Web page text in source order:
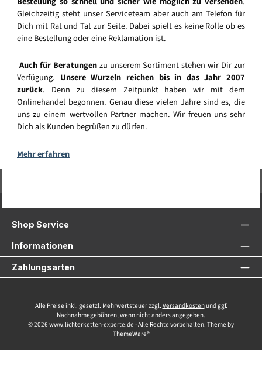
Gleichzeitig steht unser Serviceteam aber auch am Telefon für
Dich mit Rat und Tat zur Seite. Dabei spielt es keine Rolle ob es
eine Bestellung oder eine Reklamation ist.
Auch für Beratungenzu unserem Sortiment stehen wir Dir zur
Verfügung. Unsere Wurzeln reichen bis in das Jahr 2007
zurück. Denn zu diesem Zeitpunkt haben wir mit dem
Onlinehandel begonnen. Genau diese vielen Jahre sind es, die
uns zu einem wertvollen Partner machen. Wir freuen uns sehr
Dich als Kunden begrüßen zu dürfen.
Mehr erfahren
Shop Service
Informationen
Zahlungsarten
Alle Preise inkl. gesetzl. Mehrwertsteuer zzgl. Versandkostenund ggf.
Nachnahmegebühren, wenn nicht anders angegeben.
© 2026 www.lichterketten-experte.de - Alle Rechte vorbehalten. Theme by
ThemeWare®